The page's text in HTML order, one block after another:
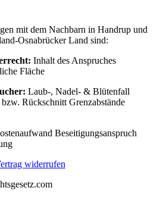
mit dem Nachbarn in Handrup und
Osnabrücker Land sind:
Inhalt des Anspruches
Fläche
Laub-, Nadel- & Blütenfall
Rückschnitt Grenzabstände
Beseitigungsanspruch
widerrufen